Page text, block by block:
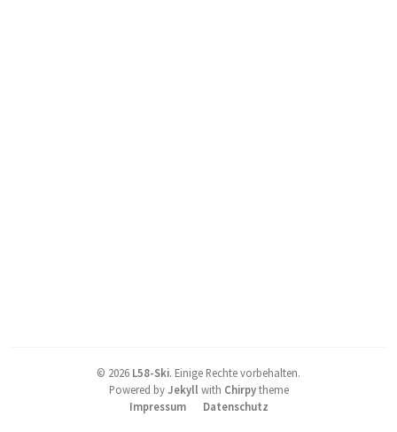
© 2026 L58-Ski. Einige Rechte vorbehalten.
Powered byJekyll with Chirpytheme
Impressum
Datenschutz